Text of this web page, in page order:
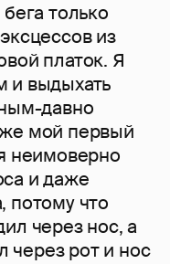
только
из
платок. Я
и выдыхать
давно
мой первый
неимоверно
и даже
потому что
через нос, а
рот и нос